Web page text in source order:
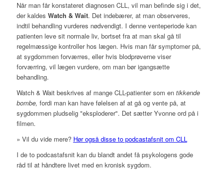
Når man får konstateret diagnosen CLL, vil man befinde sig i det,
der kaldes Watch & Wait. Det indebærer, at man observeres,
indtil behandling vurderes nødvendigt. I denne venteperiode kan
patienten leve sit normale liv, bortset fra at man skal gå til
regelmæssige kontroller hos lægen. Hvis man får symptomer på,
at sygdommen forværres, eller hvis blodprøverne viser
forværring, vil lægen vurdere, om man bør igangsætte
behandling.
Watch & Wait beskrives af mange CLL-patienter som en tikkende
bombe, fordi man kan have følelsen af at gå og vente på, at
sygdommen pludselig "eksploderer". Det sætter Yvonne ord på i
filmen.
» Vil du vide mere? Hør også disse to podcastafsnit om CLL
I de to podcastafsnit kan du blandt andet få psykologens gode
råd til at håndtere livet med en kronisk sygdom.